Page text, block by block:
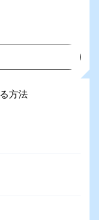
方法